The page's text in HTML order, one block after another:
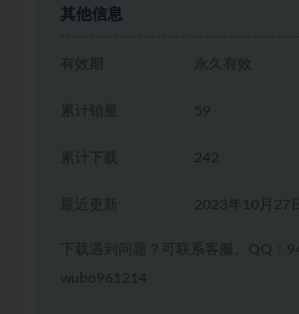
其他信息
有效期 永久有效
累计销量 59
累计下载 242
2023年10月27日
下载遇到问题？可联系客服。QQ：
wubo961214